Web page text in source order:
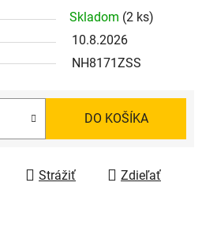
Skladom (2 ks)
10.8.2026
NH8171ZSS
DO KOŠÍKA
Strážiť Zdieľať